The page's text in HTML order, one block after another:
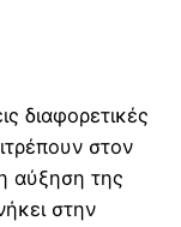
διαφορετικές
στον
αύξηση της
στην